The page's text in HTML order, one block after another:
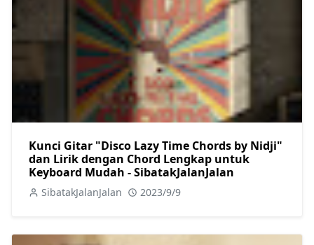
Kunci Gitar "Disco Lazy Time Chords by Nidji"
dan Lirik dengan Chord Lengkap untuk
Keyboard Mudah - SibatakJalanJalan
SibatakJalanJalan 2023/9/9